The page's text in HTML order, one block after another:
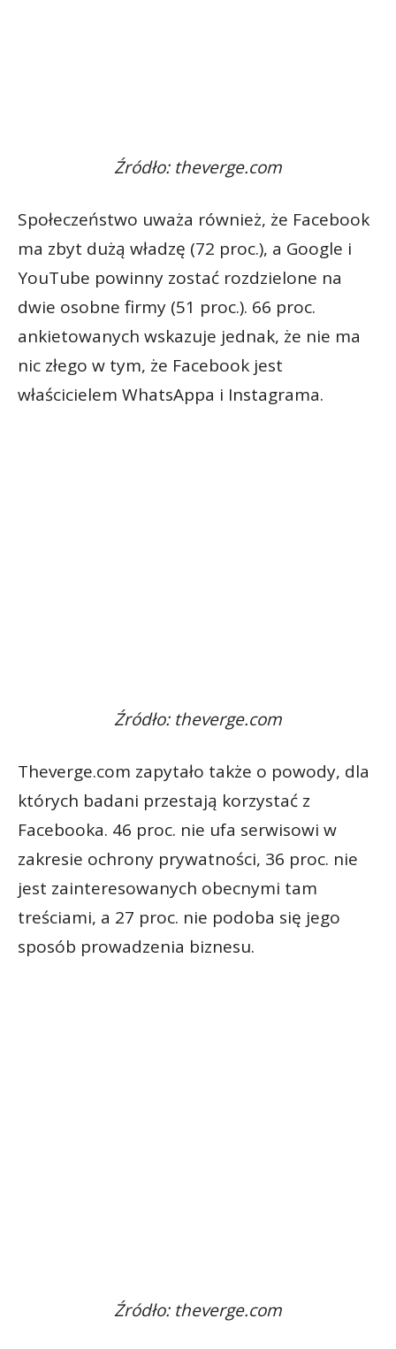
Źródło: theverge.com
Społeczeństwo uważa również, że Facebook
ma zbyt dużą władzę (72 proc.), a Google i
YouTube powinny zostać rozdzielone na
dwie osobne firmy (51 proc.). 66 proc.
ankietowanych wskazuje jednak, że nie ma
nic złego w tym, że Facebook jest
właścicielem WhatsAppa i Instagrama.
Źródło: theverge.com
Theverge.com zapytało także o powody, dla
których badani przestają korzystać z
Facebooka. 46 proc. nie ufa serwisowi w
zakresie ochrony prywatności, 36 proc. nie
jest zainteresowanych obecnymi tam
treściami, a 27 proc. nie podoba się jego
sposób prowadzenia biznesu.
Źródło: theverge.com